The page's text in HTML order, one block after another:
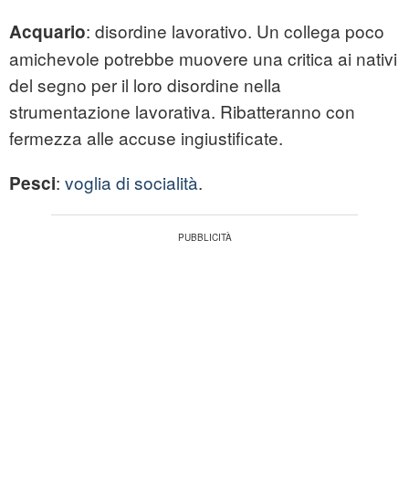
Acquario: disordine lavorativo. Un collega poco
amichevole potrebbe muovere una critica ai nativi
del segno per il loro disordine nella
strumentazione lavorativa. Ribatteranno con
fermezza alle accuse ingiustificate.
Pesci: voglia di socialità.